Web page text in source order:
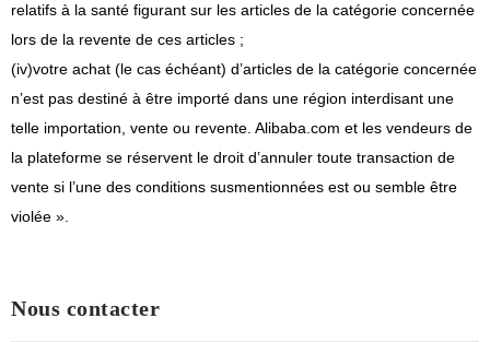
relatifs à la santé figurant sur les articles de la catégorie concernée
lors de la revente de ces articles ;
(iv)votre achat (le cas échéant) d’articles de la catégorie concernée
n’est pas destiné à être importé dans une région interdisant une
telle importation, vente ou revente. Alibaba.com et les vendeurs de
la plateforme se réservent le droit d’annuler toute transaction de
vente si l’une des conditions susmentionnées est ou semble être
violée ».
Nous contacter